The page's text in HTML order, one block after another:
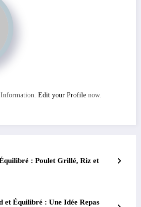
Edit your Profile now.
: Poulet Grillé, Riz et
et Équilibré : Une Idée Repas